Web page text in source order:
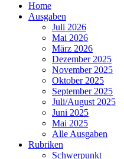
Wirtschaft im Südwesten
Home
Ausgaben
Juli 2026
Mai 2026
März 2026
Dezember 2025
November 2025
Oktober 2025
September 2025
Juli/August 2025
Juni 2025
Mai 2025
Alle Ausgaben
Rubriken
Schwerpunkt